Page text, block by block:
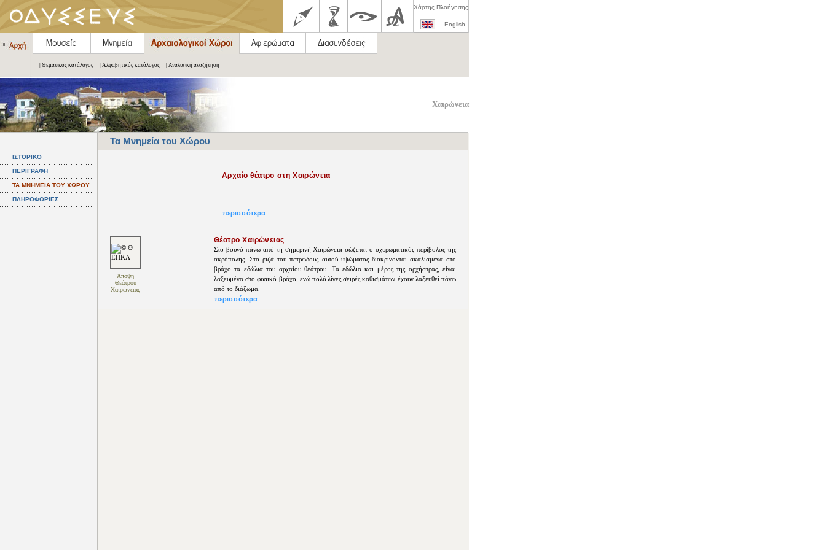
Χάρτης Πλοήγησης
English
| Θεματικός κατάλογος | Αλφαβητικός κατάλογος | Αναλυτική αναζήτηση
Χαιρώνεια
Τα Μνημεία του Χώρου
ΙΣΤΟΡΙΚΟ
ΠΕΡΙΓΡΑΦΗ
ΤΑ ΜΝΗΜΕΙΑ ΤΟΥ ΧΩΡΟΥ
ΠΛΗΡΟΦΟΡΙΕΣ
Αρχαίο θέατρο στη Χαιρώνεια
περισσότερα
Άποψη
Θεάτρου
Χαιρώνειας
Θέατρο Χαιρώνειας
Στο βουνό πάνω από τη σημερινή Χαιρώνεια σώζεται ο οχυρωματικός περίβολος της
ακρόπολης. Στα ριζά του πετρώδους αυτού υψώματος διακρίνονται σκαλισμένα στο
βράχο τα εδώλια του αρχαίου θεάτρου. Τα εδώλια και μέρος της ορχήστρας, είναι
λαξευμένα στο φυσικό βράχο, ενώ πολύ λίγες σειρές καθισμάτων έχουν λαξευθεί πάνω
από το διάζωμα.
περισσότερα